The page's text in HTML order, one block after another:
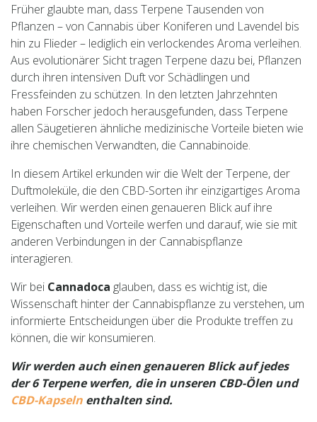
Früher glaubte man, dass Terpene Tausenden von
Pflanzen – von Cannabis über Koniferen und Lavendel bis
hin zu Flieder – lediglich ein verlockendes Aroma verleihen.
Aus evolutionärer Sicht tragen Terpene dazu bei, Pflanzen
durch ihren intensiven Duft vor Schädlingen und
Fressfeinden zu schützen. In den letzten Jahrzehnten
haben Forscher jedoch herausgefunden, dass Terpene
allen Säugetieren ähnliche medizinische Vorteile bieten wie
ihre chemischen Verwandten, die Cannabinoide.
In diesem Artikel erkunden wir die Welt der Terpene, der
Duftmoleküle, die den CBD-Sorten ihr einzigartiges Aroma
verleihen. Wir werden einen genaueren Blick auf ihre
Eigenschaften und Vorteile werfen und darauf, wie sie mit
anderen Verbindungen in der Cannabispflanze
interagieren.
Wir bei Cannadoca glauben, dass es wichtig ist, die
Wissenschaft hinter der Cannabispflanze zu verstehen, um
informierte Entscheidungen über die Produkte treffen zu
können, die wir konsumieren.
Wir werden auch einen genaueren Blick auf jedes
der 6 Terpene werfen, die in unseren CBD-Ölen und
CBD-Kapseln enthalten sind.